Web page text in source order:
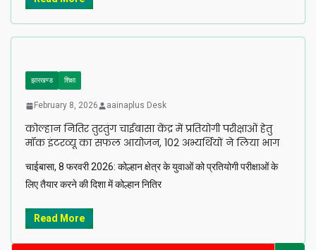
झारखण्ड शिक्षा
February 8, 2026 aainaplus Desk
कोल्हान नितिर तुरतुंग चाईबासा केंद्र में प्रतियोगी परीक्षाओं हेतु
मॉक इंटरव्यू का सफल आयोजन, 102 अभ्यर्थियों ने लिया भाग
चाईबासा, 8 फरवरी 2026: कोल्हान क्षेत्र के युवाओं को प्रतियोगी परीक्षाओं के
लिए तैयार करने की दिशा में कोल्हान नितिर
Read More